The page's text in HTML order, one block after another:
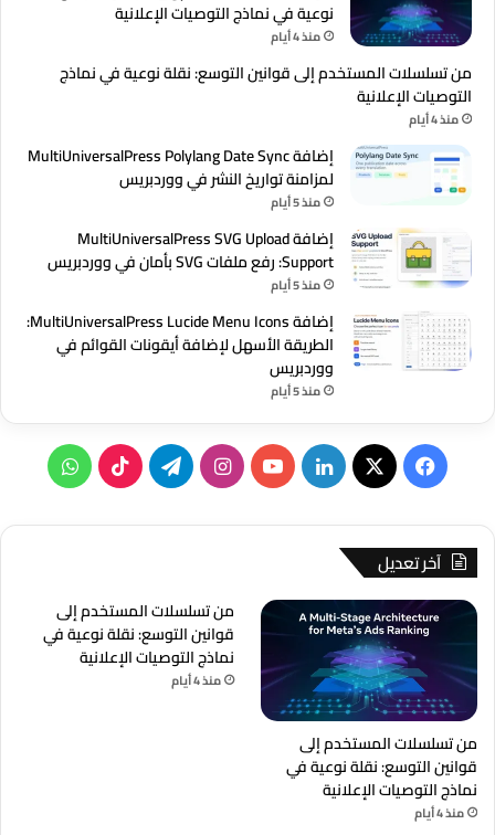
نوعية في نماذج التوصيات الإعلانية
منذ 4 أيام
من تسلسلات المستخدم إلى قوانين التوسع: نقلة نوعية في نماذج
التوصيات الإعلانية
منذ 4 أيام
إضافة MultiUniversalPress Polylang Date Sync
لمزامنة تواريخ النشر في ووردبريس
منذ 5 أيام
إضافة MultiUniversalPress SVG Upload
Support: رفع ملفات SVG بأمان في ووردبريس
منذ 5 أيام
إضافة MultiUniversalPress Lucide Menu Icons:
الطريقة الأسهل لإضافة أيقونات القوائم في
ووردبريس
منذ 5 أيام
فيسبوك
‫X لينكدإن‫YouTubeانستقرامتيلقرام‫TikTok
آخر تعديل
من تسلسلات المستخدم إلى
قوانين التوسع: نقلة نوعية في
نماذج التوصيات الإعلانية
منذ 4 أيام
من تسلسلات المستخدم إلى
قوانين التوسع: نقلة نوعية في
نماذج التوصيات الإعلانية
منذ 4 أيام